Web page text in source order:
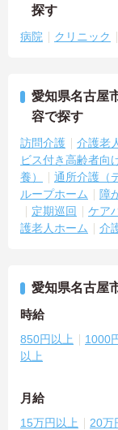
探す
病院 クリニック
愛知県名古屋
容で探す
訪問介護 介護老
ビス付き高齢者向
養）
通所介護（
ループホーム
障
定期巡回
ケア
護老人ホーム
介
愛知県名古屋
時給
850円以上 1000
以上
月給
15万円以上 20万